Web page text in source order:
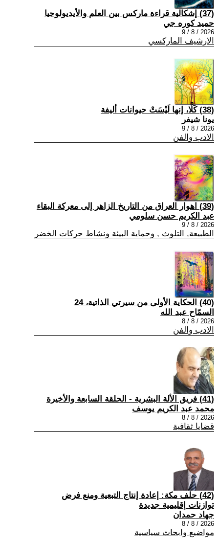
(37) إشكالية قراءة ماركس بين العلم والأيديولوجيا
حميد كوره جي
2026 / 8 / 9
الارشيف الماركسي
(38) كَلَّا، إنها لَيْسَتْ حيوانات أليفة
يونا شيفر
2026 / 8 / 9
الادب والفن
(39) اهوار العراق من التاريخ الزاهر إلى معركة البقاء
عبد الكريم حسن سلومي
2026 / 8 / 9
الطبيعة, التلوث , وحماية البيئة ونشاط حركات الخضر
(40) الحكاية الأولى من سيرتي الذاتية، 24
السمّاح عبد الله
2026 / 8 / 8
الادب والفن
(41) فريق الألة البشرية - الحلقة السابعة والأخيرة
محمد عبد الكريم يوسف
2026 / 8 / 8
قضايا ثقافية
(42) حلف مكة: إعادة إنتاج التبعية ومنع فرض
توازنات إقليمية جديدة
جهاد حمدان
2026 / 8 / 8
مواضيع وابحاث سياسية